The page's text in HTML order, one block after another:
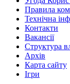
Правила
Технічна
Контакти
Вакансії
Структура
Архів
Карта сайту
Ігри